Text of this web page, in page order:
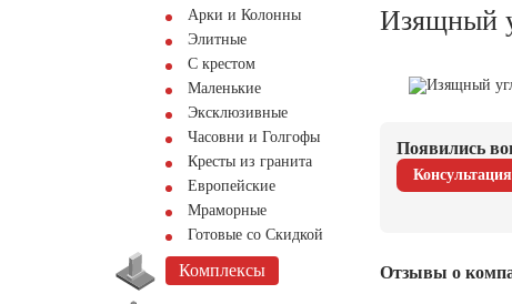
Арки и Колонны
Элитные
С крестом
Маленькие
Эксклюзивные
Часовни и Голгофы
Кресты из гранита
Европейские
Мраморные
Готовые со Скидкой
Комплексы
Изящный
Появились
Отзывы о